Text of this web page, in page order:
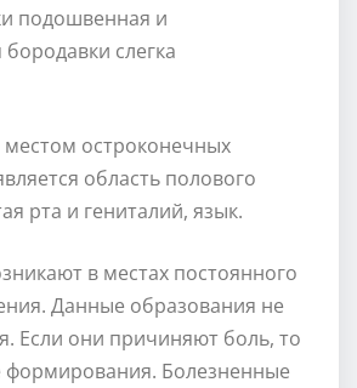
подошвенная и
слегка
остроконечных
область полового
рта и гениталий, язык.
в местах постоянного
Данные образования не
Если они причиняют боль, то
формирования. Болезненные